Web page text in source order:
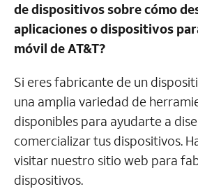
de dispositivos sobre cómo
aplicaciones o dispositivos
móvil deAT&T?
Si eres fabricante de un
una amplia variedad de
disponibles para ayudarte a
comercializar tus dispositivos.
visitar nuestro sitio web para
dispositivos.